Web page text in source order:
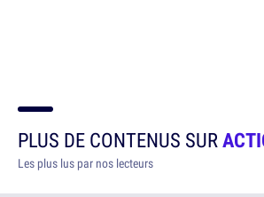
PLUS DE CONTENUS SUR
Les plus lus par nos lecteurs